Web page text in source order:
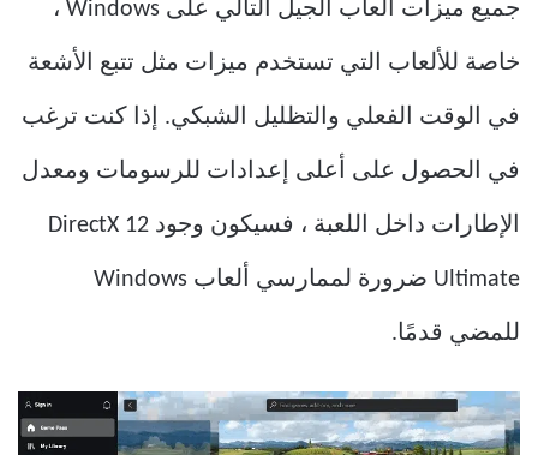
جميع ميزات ألعاب الجيل التالي على Windows ،
خاصة للألعاب التي تستخدم ميزات مثل تتبع الأشعة
في الوقت الفعلي والتظليل الشبكي. إذا كنت ترغب
في الحصول على أعلى إعدادات للرسومات ومعدل
الإطارات داخل اللعبة ، فسيكون وجود DirectX 12
Ultimate ضرورة لممارسي ألعاب Windows
للمضي قدمًا.